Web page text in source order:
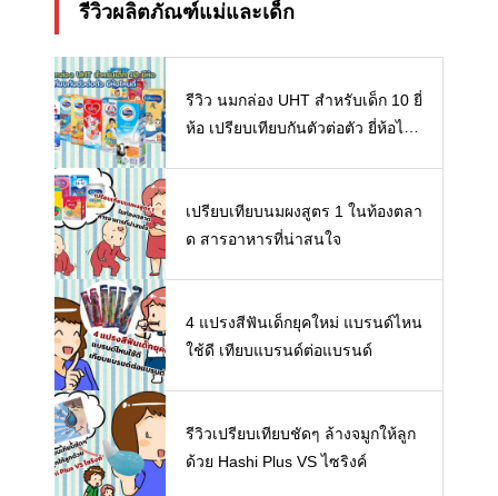
รีวิวผลิตภัณฑ์แม่และเด็ก
รีวิว นมกล่อง UHT สำหรับเด็ก 10 ยี่
ห้อ เปรียบเทียบกันตัวต่อตัว ยี่ห้อไห
เปรียบเทียบนมผงสูตร 1 ในท้องตลา
ด สารอาหารที่น่าสนใจ
4 แปรงสีฟันเด็กยุคใหม่ แบรนด์ไหน
ใช้ดี เทียบแบรนด์ต่อแบรนด์
รีวิวเปรียบเทียบชัดๆ ล้างจมูกให้ลูก
ด้วย Hashi Plus VS ไซริงค์